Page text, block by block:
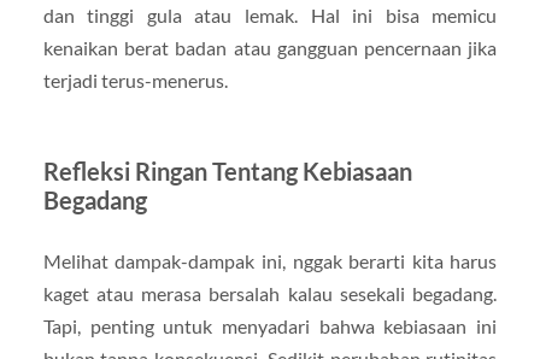
dan tinggi gula atau lemak. Hal ini bisa memicu
kenaikan berat badan atau gangguan pencernaan jika
terjadi terus-menerus.
Refleksi Ringan Tentang Kebiasaan
Begadang
Melihat dampak-dampak ini, nggak berarti kita harus
kaget atau merasa bersalah kalau sesekali begadang.
Tapi, penting untuk menyadari bahwa kebiasaan ini